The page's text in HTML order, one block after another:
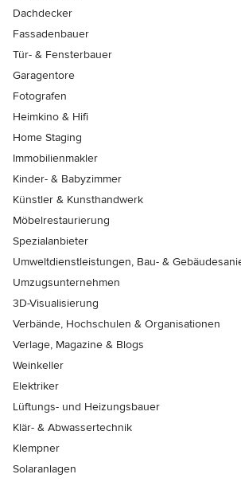
Dachdecker
Fassadenbauer
Tür- & Fensterbauer
Garagentore
Fotografen
Heimkino & Hifi
Home Staging
Immobilienmakler
Kinder- & Babyzimmer
Künstler & Kunsthandwerk
Möbelrestaurierung
Spezialanbieter
Umweltdienstleistungen, Bau- &
Umzugsunternehmen
3D-Visualisierung
Verbände, Hochschulen & Organisationen
Verlage, Magazine & Blogs
Weinkeller
Elektriker
Lüftungs- und Heizungsbauer
Klär- & Abwassertechnik
Klempner
Solaranlagen